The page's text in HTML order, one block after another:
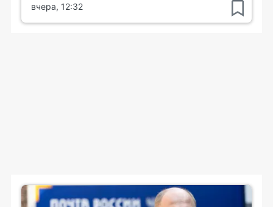
вчера, 12:32